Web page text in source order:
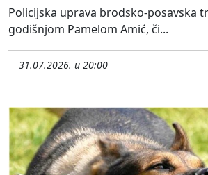
Policijska uprava brodsko-posavska
godišnjom Pamelom Amić, či...
31.07.2026. u 20:00